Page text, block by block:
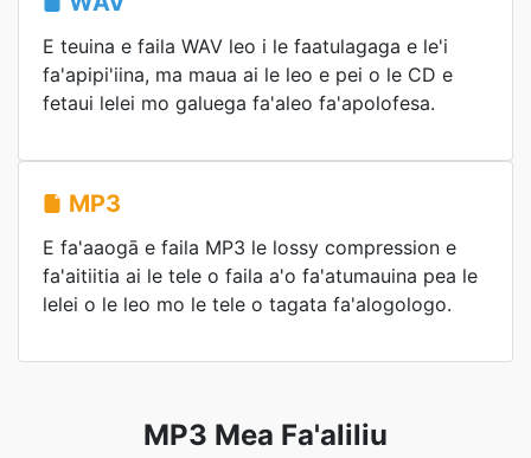
E teuina e faila WAV leo i le faatulagaga e le'i
fa'apipi'iina, ma maua ai le leo e pei o le CD e
fetaui lelei mo galuega fa'aleo fa'apolofesa.
MP3
E fa'aaogā e faila MP3 le lossy compression e
fa'aitiitia ai le tele o faila a'o fa'atumauina pea le
lelei o le leo mo le tele o tagata fa'alogologo.
MP3 Mea Fa'aliliu